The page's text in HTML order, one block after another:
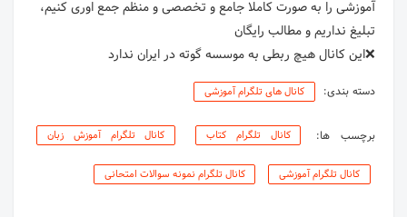
❌اين كانال هيچ ربطى به موسسه گوته در ايران ندارد
دسته بندی: کانال های تلگرام آموزشی
برچسب ها: کانال تلگرام کتاب کانال تلگرام آموزش زبان
کانال تلگرام آموزشی کانال تلگرام نمونه سوالات امتحانی